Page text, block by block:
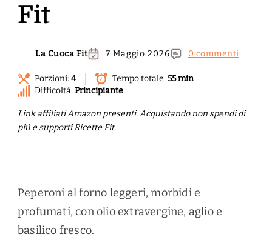
Fit
La Cuoca Fit 7 Maggio 2026 0 commenti
Porzioni:4 Tempo totale:55 min
Difficoltà:Principiante
Link affiliati Amazon presenti. Acquistando non spendi di
più e supporti Ricette Fit.
Peperoni al forno leggeri, morbidi e
profumati, con olio extravergine, aglio e
basilico fresco.